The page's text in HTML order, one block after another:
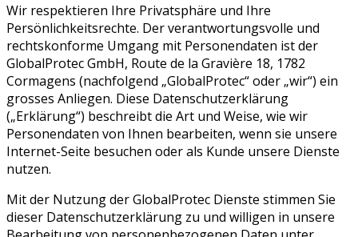
Wir respektieren Ihre Privatsphäre und Ihre
Persönlichkeitsrechte. Der verantwortungsvolle und
rechtskonforme Umgang mit Personendaten ist der
GlobalProtec GmbH, Route de la Gravière 18, 1782
Cormagens (nachfolgend „GlobalProtec“ oder „wir“) ein
grosses Anliegen. Diese Datenschutzerklärung
(„Erklärung“) beschreibt die Art und Weise, wie wir
Personendaten von Ihnen bearbeiten, wenn sie unsere
Internet-Seite besuchen oder als Kunde unsere Dienste
nutzen.
Mit der Nutzung der GlobalProtec Dienste stimmen Sie
dieser Datenschutzerklärung zu und willigen in unsere